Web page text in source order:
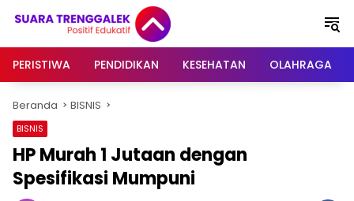
PERISTIWA
PENDIDIKAN KESEHATAN OLAHRAGA
Beranda BISNIS
BISNIS
HP Murah 1 Jutaan dengan
Spesifikasi Mumpuni